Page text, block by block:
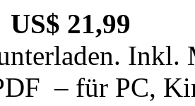
US$ 21,99
Inkl.
– für PC,